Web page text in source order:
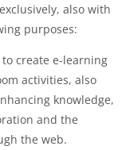
also with
purposes:
create e-learning
activities, also
knowledge,
and the
the web.